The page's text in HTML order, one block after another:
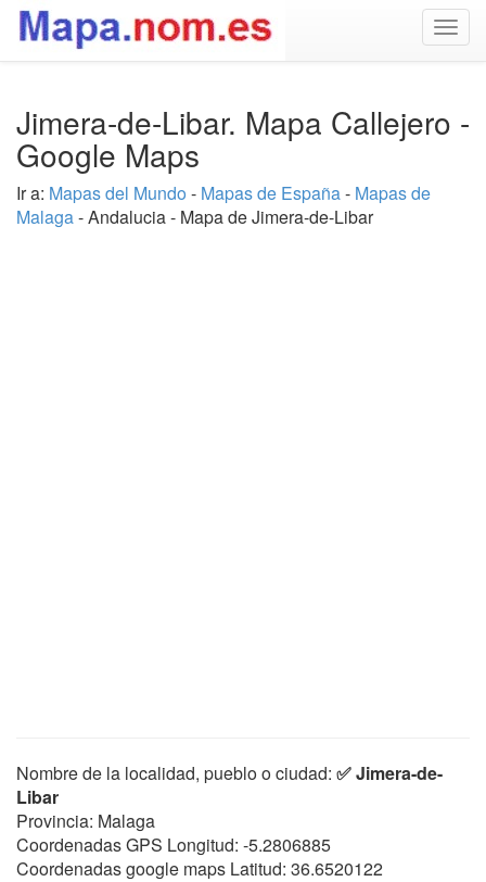
Jimera-de-Libar. Mapa Callejero -
Google Maps
Ir a: Mapas del Mundo - Mapas de España- Mapas de
Malaga- Andalucia - Mapa de Jimera-de-Libar
Nombre de la localidad, pueblo o ciudad: ✅ Jimera-de-
Libar
Provincia: Malaga
Coordenadas GPS Longitud: -5.2806885
Coordenadas google maps Latitud: 36.6520122